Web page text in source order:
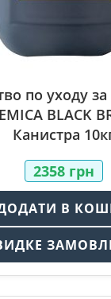
по уходу
BLACK
Канистра
2358 грн
В